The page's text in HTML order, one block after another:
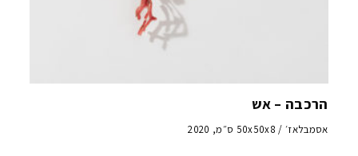
הרכבה – אש
אסמבלאז׳ / 50x50x8 ס״מ, 2020